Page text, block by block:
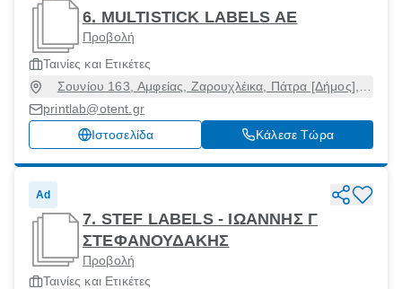
6. MULTISTICK LABELS AE
Προβολή
Ταινίες και Ετικέτες
Σουνίου 163, Αμφείας, Ζαρουχλέικα, Πάτρα [Δήμος],
printlab@otent.gr
Ιστοσελίδα
Κάλεσε Τώρα
Ad
7. STEF LABELS - ΙΩΑΝΝΗΣ Γ
ΣΤΕΦΑΝΟΥΔΑΚΗΣ
Προβολή
Ταινίες και Ετικέτες